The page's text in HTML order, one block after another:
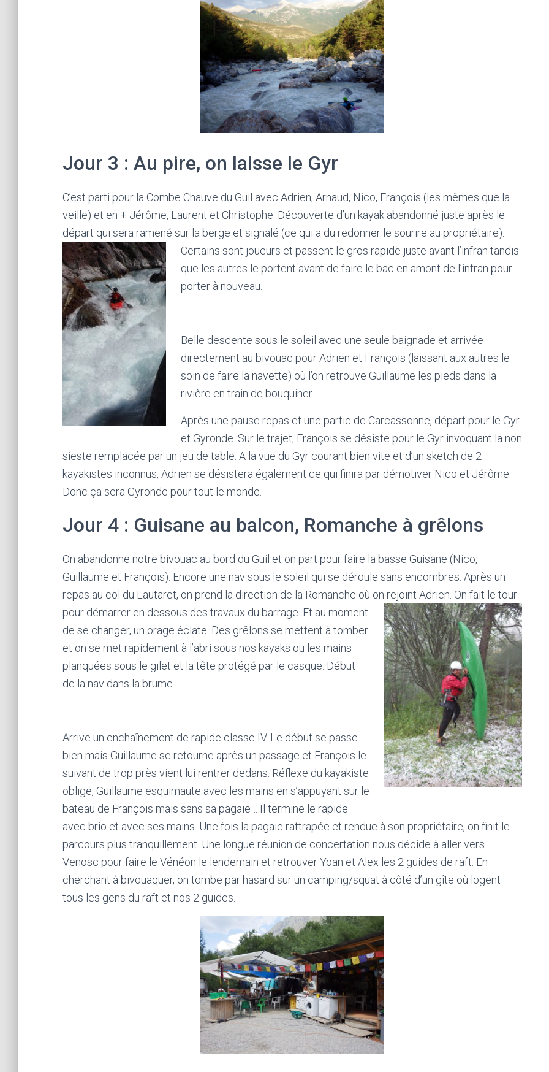
Jour 3 : Au pire, on laisse le Gyr
C’est parti pour la Combe Chauve du Guil avec Adrien, Arnaud, Nico, François (les mêmes que la
veille) et en + Jérôme, Laurent et Christophe. Découverte d’un kayak abandonné juste après le
départ qui sera ramené sur la berge et signalé (ce qui a du redonner le sourire au propriétaire).
Certains sont joueurs et passent le gros rapide juste avant l’infran tandis
que les autres le portent avant de faire le bac en amont de l’infran pour
porter à nouveau.
Belle descente sous le soleil avec une seule baignade et arrivée
directement au bivouac pour Adrien et François (laissant aux autres le
soin de faire la navette) où l’on retrouve Guillaume les pieds dans la
rivière en train de bouquiner.
Après une pause repas et une partie de Carcassonne, départ pour le Gyr
et Gyronde. Sur le trajet, François se désiste pour le Gyr invoquant la non
sieste remplacée par un jeu de table. A la vue du Gyr courant bien vite et d’un sketch de 2
kayakistes inconnus, Adrien se désistera également ce qui finira par démotiver Nico et Jérôme.
Donc ça sera Gyronde pour tout le monde.
Jour 4 : Guisane au balcon, Romanche à grêlons
On abandonne notre bivouac au bord du Guil et on part pour faire la basse Guisane (Nico,
Guillaume et François). Encore une nav sous le soleil qui se déroule sans encombres. Après un
repas au col du Lautaret, on prend la direction de la Romanche où on rejoint Adrien. On fait le tour
pour démarrer en dessous des travaux du barrage. Et au moment
de se changer, un orage éclate. Des grêlons se mettent à tomber
et on se met rapidement à l’abri sous nos kayaks ou les mains
planquées sous le gilet et la tête protégé par le casque. Début
de la nav dans la brume.
Arrive un enchaînement de rapide classe IV. Le début se passe
bien mais Guillaume se retourne après un passage et François le
suivant de trop près vient lui rentrer dedans. Réflexe du kayakiste
oblige, Guillaume esquimaute avec les mains en s’appuyant sur le
bateau de François mais sans sa pagaie… Il termine le rapide
avec brio et avec ses mains. Une fois la pagaie rattrapée et rendue à son propriétaire, on finit le
parcours plus tranquillement. Une longue réunion de concertation nous décide à aller vers
Venosc pour faire le Vénéon le lendemain et retrouver Yoan et Alex les 2 guides de raft. En
cherchant à bivouaquer, on tombe par hasard sur un camping/squat à côté d’un gîte où logent
tous les gens du raft et nos 2 guides.